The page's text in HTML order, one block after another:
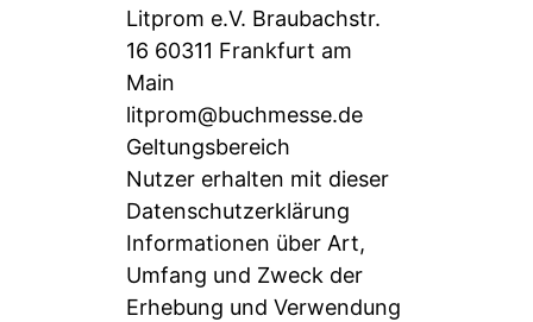
Litprom e.V. Braubachstr.
16 60311 Frankfurt am
Main
litprom@buchmesse.de
Geltungsbereich
Nutzer erhalten mit dieser
Datenschutzerklärung
Informationen über Art,
Umfang und Zweck der
Erhebung und Verwendung